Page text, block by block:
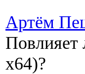
Артём
Повлияет
х64)?